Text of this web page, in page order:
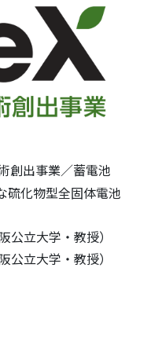
創出事業／蓄電池
硫化物型全固体電池
立大学・教授）
公立大学・教授）